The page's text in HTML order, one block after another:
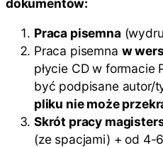
dokumentów:
Praca pisemna
Praca pisemna w
płycie CD w formacie
być podpisane autor/
pliku nie może
Skrót pracy
(ze spacjami) + od 4-